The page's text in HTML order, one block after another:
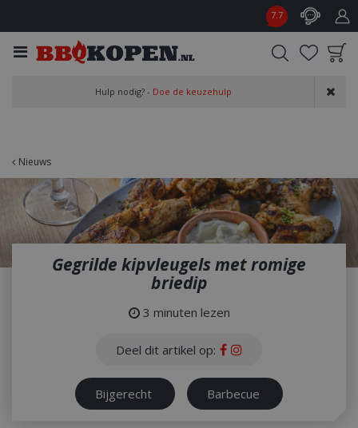
e
Nieuws
7.7
aan wensenlijst
Hulp nodig? - Doe de keuzehulp
Gegrilde kipvleugels met romige
briedip
3 minuten lezen
Deel dit artikel op:
Bijgerecht Barbecue